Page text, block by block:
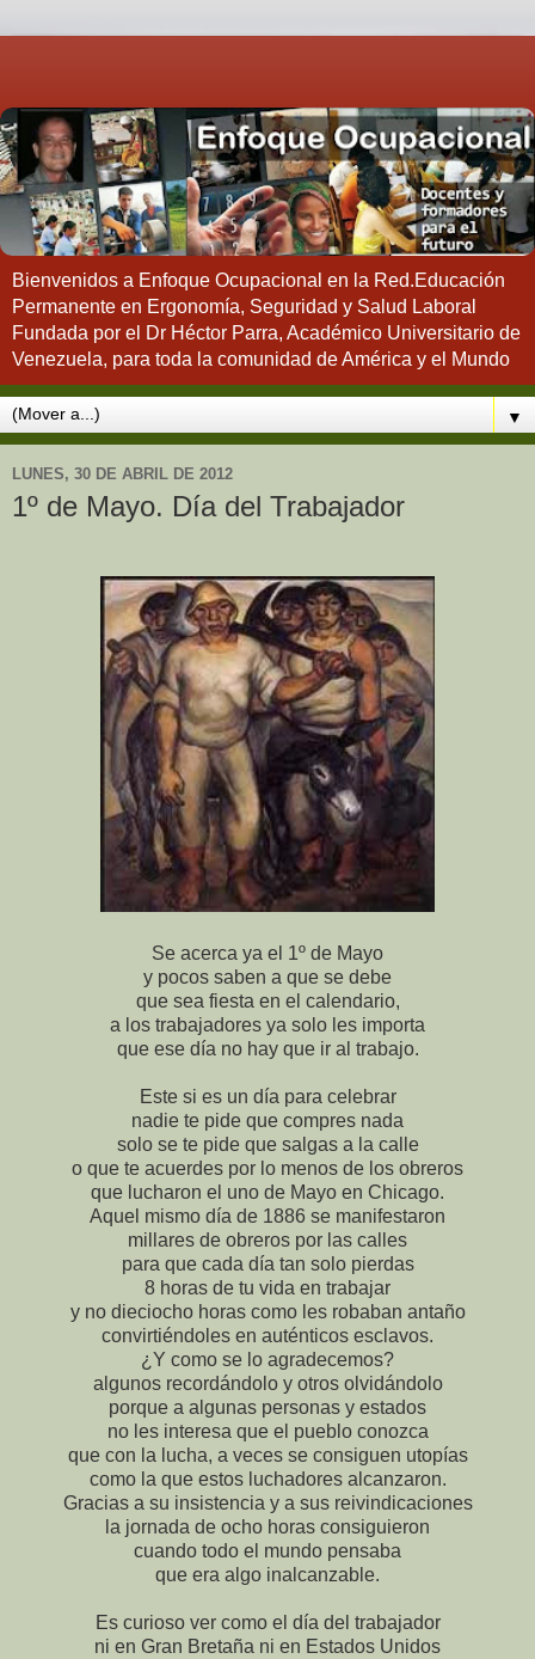
Bienvenidos a Enfoque Ocupacional en la Red.Educación
Permanente en Ergonomía, Seguridad y Salud Laboral
Fundada por el Dr Héctor Parra, Académico Universitario de
Venezuela, para toda la comunidad de América y el Mundo
▼
LUNES, 30 DE ABRIL DE 2012
1º de Mayo. Día del Trabajador
Se acerca ya el 1º de Mayo
y pocos saben a que se debe
que sea fiesta en el calendario,
a los trabajadores ya solo les importa
que ese día no hay que ir al trabajo.
Este si es un día para celebrar
nadie te pide que compres nada
solo se te pide que salgas a la calle
o que te acuerdes por lo menos de los obreros
que lucharon el uno de Mayo en Chicago.
Aquel mismo día de 1886 se manifestaron
millares de obreros por las calles
para que cada día tan solo pierdas
8 horas de tu vida en trabajar
y no dieciocho horas como les robaban antaño
convirtiéndoles en auténticos esclavos.
¿Y como se lo agradecemos?
algunos recordándolo y otros olvidándolo
porque a algunas personas y estados
no les interesa que el pueblo conozca
que con la lucha, a veces se consiguen utopías
como la que estos luchadores alcanzaron.
Gracias a su insistencia y a sus reivindicaciones
la jornada de ocho horas consiguieron
cuando todo el mundo pensaba
que era algo inalcanzable.
Es curioso ver como el día del trabajador
ni en Gran Bretaña ni en Estados Unidos